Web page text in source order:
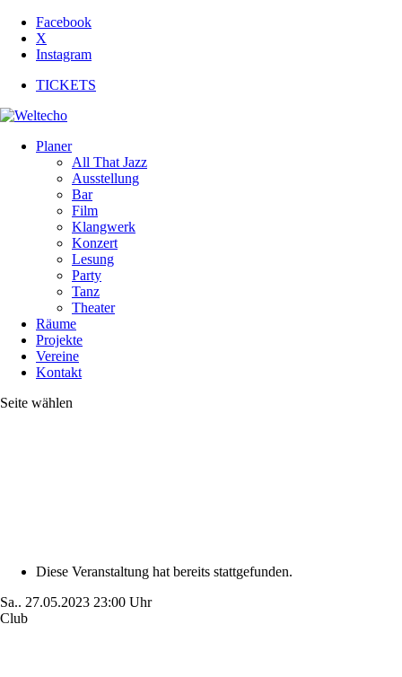
Facebook
X
Instagram
TICKETS
Planer
All That Jazz
Ausstellung
Bar
Film
Klangwerk
Konzert
Lesung
Party
Tanz
Theater
Räume
Projekte
Vereine
Kontakt
Seite wählen
Diese Veranstaltung hat bereits stattgefunden.
Sa.. 27.05.2023 23:00 Uhr
Club